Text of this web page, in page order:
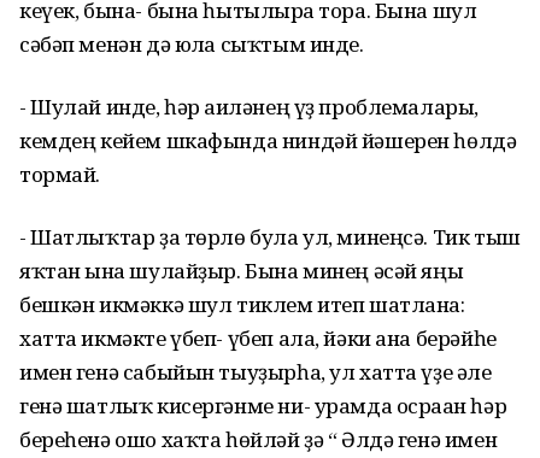
кеүек, бына- бына һытылырға тора. Бына шул
сәбәп менән дә юлға сыҡтым инде.
- Шулай инде, һәр ғаиләнең үҙ проблемалары,
кемдең кейем шкафында ниндәй йәшерен һөлдә
тормай.
- Шатлыҡтар ҙа төрлө була ул, минеңсә. Тик тыш
яҡтан ғына шулайҙыр. Бына минең әсәй яңы
бешкән икмәккә шул тиклем итеп шатлана:
хатта икмәкте үбеп- үбеп ала, йәки ана берәйһе
имен генә сабыйын тыуҙырһа, ул хатта үҙе әле
генә шатлыҡ кисергәнме ни- урамда осраған һәр
береһенә ошо хаҡта һөйләй ҙә “ Әлдә генә имен